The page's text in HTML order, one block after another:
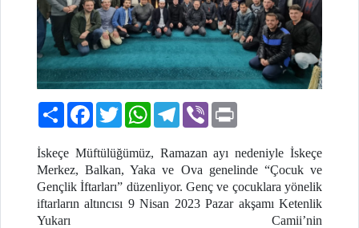
PaylaşFacebook
TwitterWhatsAppTelegram
Viber
İskeçe Müftülüğümüz, Ramazan ayı nedeniyle İskeçe
Merkez, Balkan, Yaka ve Ova genelinde “Çocuk ve
Gençlik İftarları” düzenliyor. Genç ve çocuklara yönelik
iftarlarınaltıncısı 9 Nisan 2023 Pazar akşamı Ketenlik
Yukarı Camii’nin